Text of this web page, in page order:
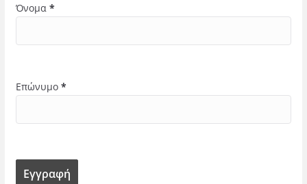
Όνομα *
Επώνυμο *